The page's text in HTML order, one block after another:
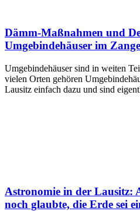
Dämm-Maßnahmen und
Umgebindehäuser im
Umgebindehäuser sind in weiten
vielen Orten gehören
Lausitz einfach dazu und sind
Astronomie in der Lausitz:
noch glaubte, die Erde sei